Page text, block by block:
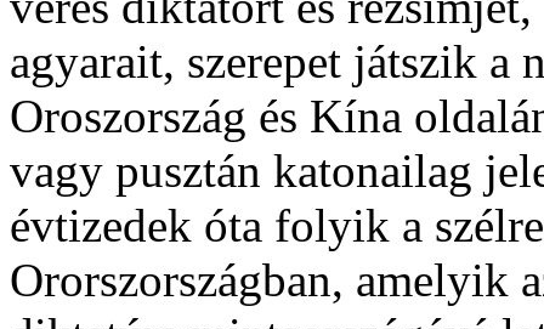
agyarait, szerepet játszik a
Oroszország és Kína
vagy pusztán katonailag
évtizedek óta folyik a
Ororszországban, amelyik